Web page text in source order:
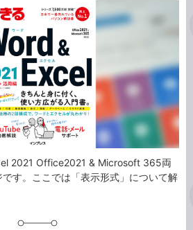
2021 Office2021 & Microsoft 365両
す。ここでは「表示形式」について解